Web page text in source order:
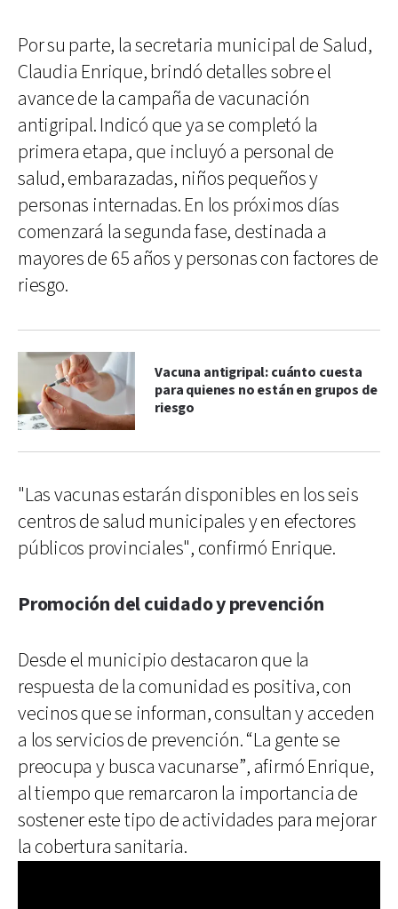
Por su parte, la secretaria municipal de Salud,
Claudia Enrique, brindó detalles sobre el
avance de la campaña de vacunación
antigripal. Indicó que ya se completó la
primera etapa, que incluyó a personal de
salud, embarazadas, niños pequeños y
personas internadas. En los próximos días
comenzará la segunda fase, destinada a
mayores de 65 años y personas con factores de
riesgo.
Vacuna antigripal: cuánto cuesta
para quienes no están en grupos de
riesgo
"Las vacunas estarán disponibles en los seis
centros de salud municipales y en efectores
públicos provinciales", confirmó Enrique.
Promoción del cuidado y prevención
Desde el municipio destacaron que la
respuesta de la comunidad es positiva, con
vecinos que se informan, consultan y acceden
a los servicios de prevención. “La gente se
preocupa y busca vacunarse”, afirmó Enrique,
al tiempo que remarcaron la importancia de
sostener este tipo de actividades para mejorar
la cobertura sanitaria.